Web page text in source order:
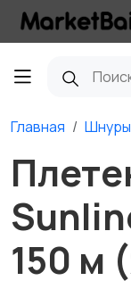
Главная Шнуры
150 м